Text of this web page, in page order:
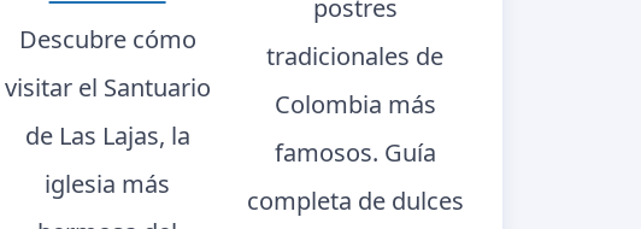
Descubre cómo
visitar el Santuario
de Las Lajas, la
iglesia más
postres
tradicionales de
Colombia más
famosos. Guía
completa de dulces